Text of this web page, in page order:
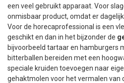
een veel gebruikt apparaat. Voor
onmisbaar product, omdat er
Voor de horecaprofessional is een
geschikt en dan in het bijzonder de
bijvoorbeeld tartaar en hamburgers
bitterballen bereiden met een
speciale kruiden toevoegen naar
gehaktmolen voor het vermalen van